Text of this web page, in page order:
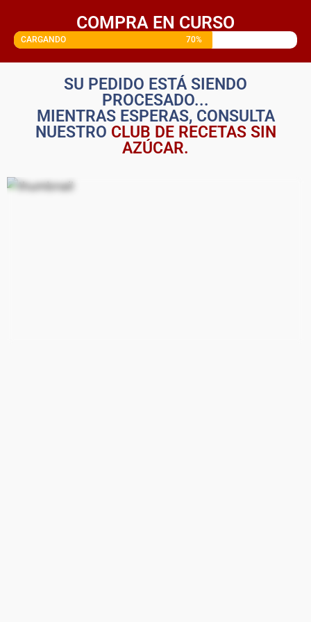
COMPRA EN CURSO
CARGANDO 70%
SU PEDIDO ESTÁ SIENDO
PROCESADO...
MIENTRAS ESPERAS, CONSULTA
NUESTRO CLUB DE RECETAS SIN
AZÚCAR.